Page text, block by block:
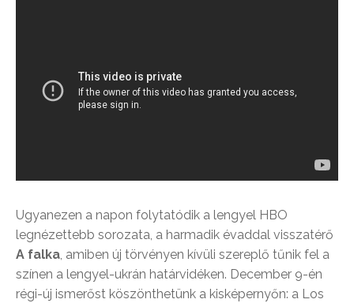
Ugyanezen a napon folytatódik a lengyel HBO
legnézettebb sorozata, a harmadik évaddal visszatérő
A falka, amiben új törvényen kívüli szereplő tűnik fel a
színen a lengyel-ukrán határvidéken. December 9-én
régi-új ismerőst köszönthetünk a kisképernyőn: a Los